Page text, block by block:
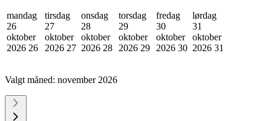
mandag
26
oktober
2026 26
tirsdag
27
oktober
2026 27
onsdag
28
oktober
2026 28
torsdag
29
oktober
2026 29
fredag
30
oktober
2026 30
lørdag
31
oktober
2026 31
Valgt måned: november 2026